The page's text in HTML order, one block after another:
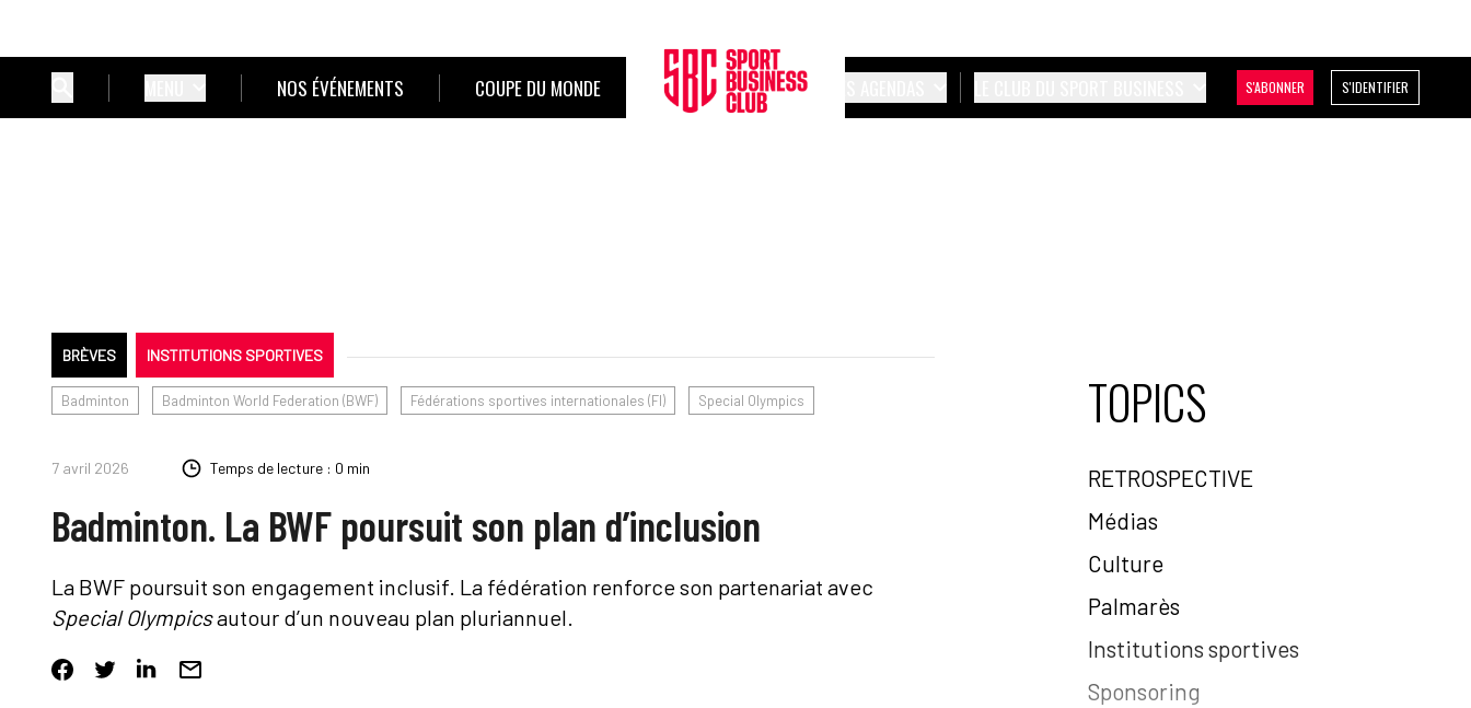
NOS ÉVÉNEMENTS COUPE DU MONDE S'ABONNER S'IDENTIFIER
BRÈVES INSTITUTIONS SPORTIVES
Badminton Badminton World Federation (BWF) Fédérations sportives internationales (FI) Special Olympics
7 avril 2026 Temps de lecture : 0 min
Badminton. La BWF poursuit son plan d’inclusion
La BWF poursuit son engagement inclusif. La fédération renforce son partenariat avec
Special Olympicsautour d’un nouveau plan pluriannuel.
TOPICS
RETROSPECTIVE
Médias
Culture
Palmarès
Institutions sportives
Sponsoring